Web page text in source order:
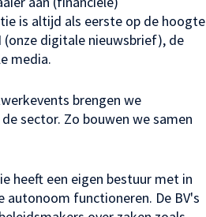
is altijd als eerste op de hoogte
(onze digitale nieuwsbrief), de
media.
brengen we
sector. Zo bouwen we samen
heeft een eigen bestuur met in
autonoom functioneren. De BV's